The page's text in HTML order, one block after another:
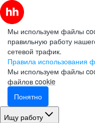
Мы используем файлы
правильную работу
сетевой трафик.
Правила использования
Мы используем файлы
файлов cookie
Понятно
Ищу работу